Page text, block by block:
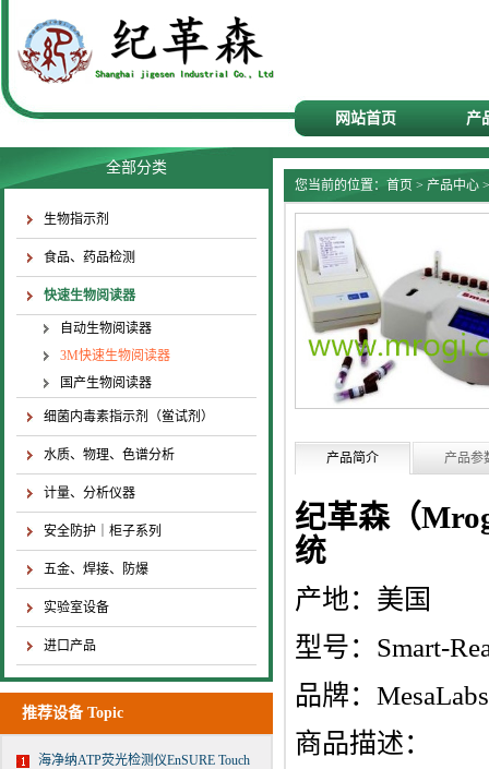
网站首页 产
全部分类
生物指示剂
食品、药品检测
快速生物阅读器
自动生物阅读器
3M快速生物阅读器
国产生物阅读器
细菌内毒素指示剂（鲎试剂）
水质、物理、色谱分析
计量、分析仪器
安全防护｜柜子系列
五金、焊接、防爆
实验室设备
进口产品
推荐设备 Topic
海净纳ATP荧光检测仪EnSURE Touch
您当前的位置： 首页 > 产品中心
产品简介 产品参
纪革森（
统
产地：美国
型号：Smart-
品牌：MesaLabs
商品描